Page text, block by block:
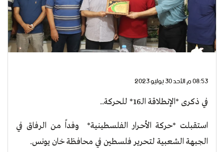
08:53 م الأحد 30 يوليو 2023
في ذكرى *الإنطلاقة الـ16* للحركة..
استقبلت *حركة الأحـرار الفلسطينية* وفداً من الرفاق في
الجبهة الشعبية لتحرير فلسطين في محافظة خان يونس.